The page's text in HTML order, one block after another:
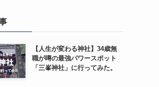
【人生が変わる神社】34歳無
職が噂の最強パワースポット
「三峯神社」に行ってみた。